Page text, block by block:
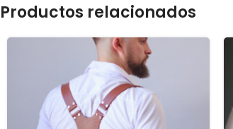
Productos relacionados